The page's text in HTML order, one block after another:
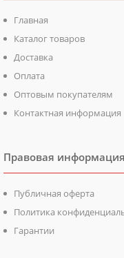
Главная
Каталог товаров
Доставка
Оплата
Оптовым покупателям
Контактная информация
Правовая информация
Публичная оферта
Политика
Гарантии